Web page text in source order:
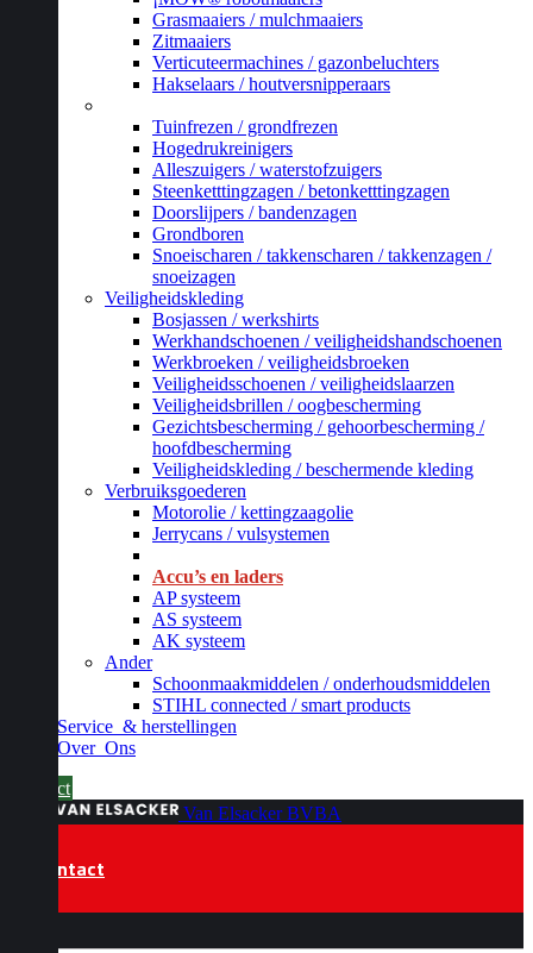
Grasmaaiers / mulchmaaiers
Zitmaaiers
Verticuteermachines / gazonbeluchters
Hakselaars / houtversnipperaars
Tuinfrezen / grondfrezen
Hogedrukreinigers
Alleszuigers / waterstofzuigers
Steenketttingzagen / betonketttingzagen
Doorslijpers / bandenzagen
Grondboren
Snoeischaren / takkenscharen / takkenzagen /
snoeizagen
Veiligheidskleding
Bosjassen / werkshirts
Werkhandschoenen / veiligheidshandschoenen
Werkbroeken / veiligheidsbroeken
Veiligheidsschoenen / veiligheidslaarzen
Veiligheidsbrillen / oogbescherming
Gezichtsbescherming / gehoorbescherming /
hoofdbescherming
Veiligheidskleding / beschermende kleding
Verbruiksgoederen
Motorolie / kettingzaagolie
Jerrycans / vulsystemen
Accu’s en laders
AP systeem
AS systeem
AK systeem
Ander
Schoonmaakmiddelen / onderhoudsmiddelen
STIHL connected / smart products
Service & herstellingen
Over Ons
Contact
Van Elsacker BVBA
Contact